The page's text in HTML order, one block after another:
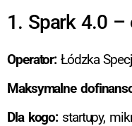
1. Spark 4.0 –
Operator:Łódzka
Maksymalne
Dla kogo:startupy,